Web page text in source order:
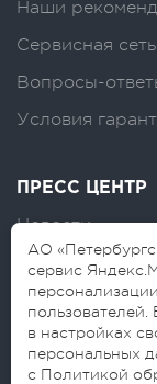
Наши
Сервисная сеть
Вопросы-
Условия
ПРЕСС ЦЕНТР
Новости
Логотипы
Блог
АО
сервис
в настройках
персональных
с Политикой